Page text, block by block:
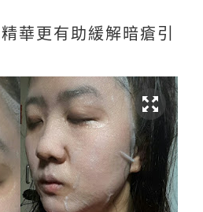
華更有助緩解暗瘡引